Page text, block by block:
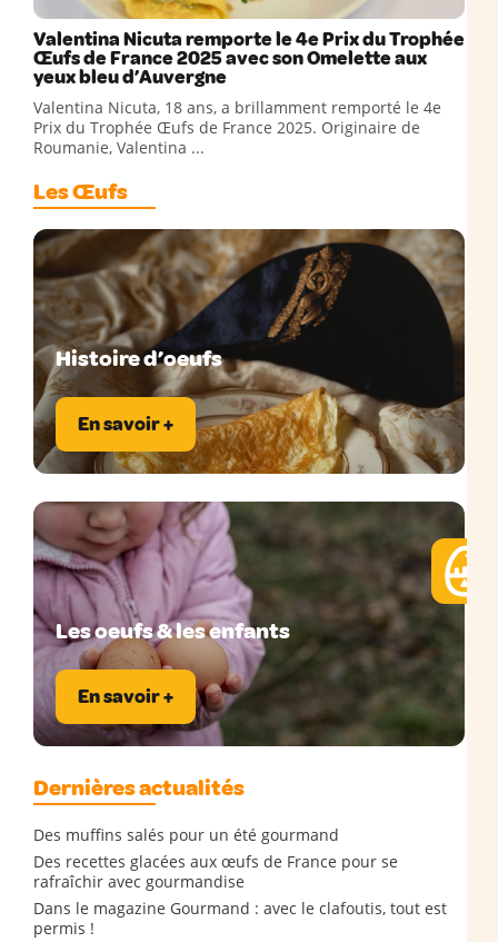
Valentina Nicuta remporte le 4e Prix du Trophée
Œufs de France 2025 avec son Omelette aux
yeux bleu d’Auvergne
Valentina Nicuta, 18 ans, a brillamment remporté le 4e
Prix du Trophée Œufs de France 2025. Originaire de
Roumanie, Valentina ...
Les Œufs
Histoire d’oeufs
En savoir +
Les oeufs & les enfants
En savoir +
Dernières actualités
Des muffins salés pour un été gourmand
Des recettes glacées aux œufs de France pour se
rafraîchir avec gourmandise
Dans le magazine Gourmand : avec le clafoutis, tout est
permis !